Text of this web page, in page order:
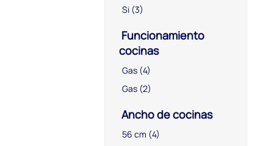
Si (3)
Funcionamiento
cocinas
Gas (4)
Gas (2)
Ancho de cocinas
56 cm (4)